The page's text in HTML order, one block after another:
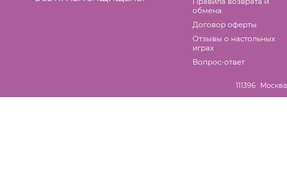
обмена
Договор оферты
Отзывы о настольных
играх
Вопрос-ответ
111396 Москва